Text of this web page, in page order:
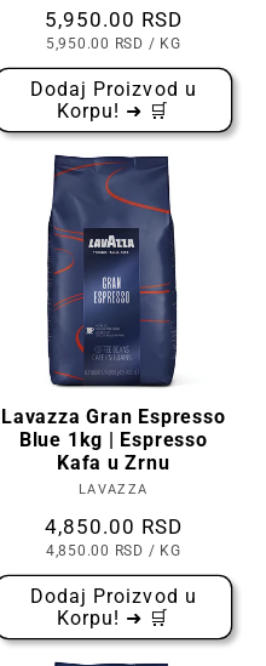
Cena
5,950.00 RSD
CENA
KOMADU
5,950.00 RSD / PO
KG
Dodaj Proizvod u
Korpu! ➜ 🛒
Lavazza Gran Espresso
Blue 1kg | Espresso
Kafa u Zrnu
Prodavac:
LAVAZZA
Cena
4,850.00 RSD
CENA
KOMADU
4,850.00 RSD / PO
KG
Dodaj Proizvod u
Korpu! ➜ 🛒